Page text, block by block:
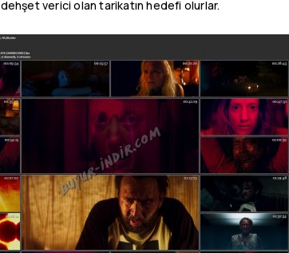
dehşet verici olan tarikatın hedefi olurlar.